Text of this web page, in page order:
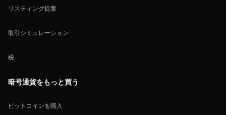
リスティング提案
取引シミュレーション
税
暗号通貨をもっと買う
ビットコインを購入